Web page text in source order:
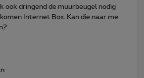
ook dringend de muurbeugel nodig
Internet Box. Kan die naar me